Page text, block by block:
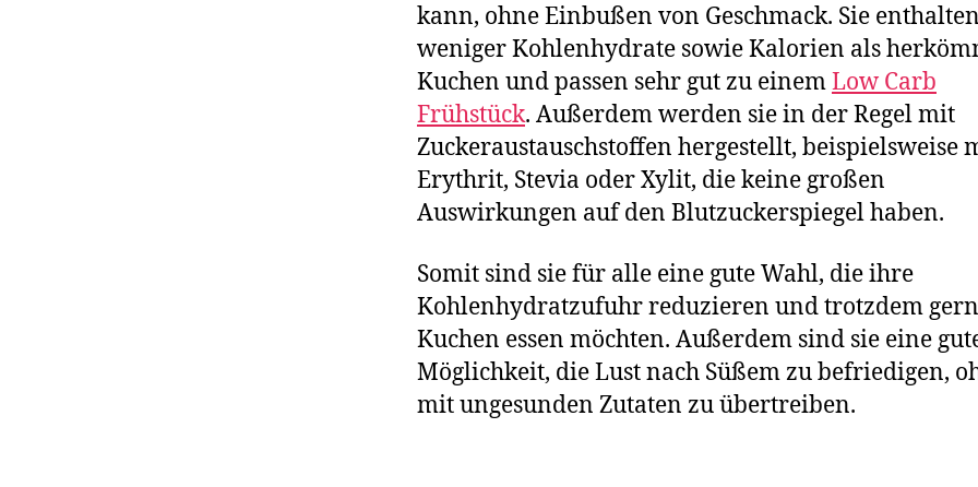
kann, ohne Einbußen von Geschmack. Sie enthalten
weniger Kohlenhydrate sowie Kalorien als
Kuchen und passen sehr gut zu einemLow Carb
Frühstück. Außerdem werden sie in der Regel mit
Zuckeraustauschstoffen hergestellt, beispielsweise
Erythrit, Stevia oder Xylit, die keine großen
Auswirkungen auf den Blutzuckerspiegel haben.
Somit sind sie für alle eine gute Wahl, die ihre
Kohlenhydratzufuhr reduzieren und trotzdem
Kuchen essen möchten. Außerdem sind sie eine
Möglichkeit, die Lust nach Süßem zu befriedigen,
mit ungesunden Zutaten zu übertreiben.